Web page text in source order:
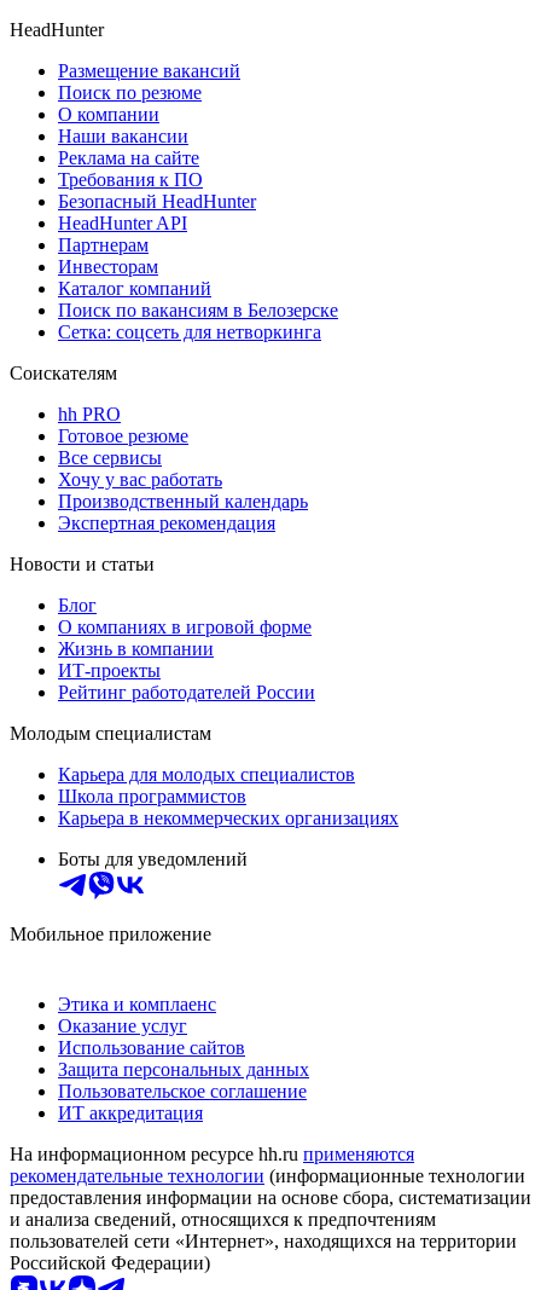
HeadHunter
Размещение вакансий
Поиск по резюме
О компании
Наши вакансии
Реклама на сайте
Требования к ПО
Безопасный HeadHunter
HeadHunter API
Партнерам
Инвесторам
Каталог компаний
Поиск по вакансиям в Белозерске
Сетка: соцсеть для нетворкинга
Соискателям
hh PRO
Готовое резюме
Все сервисы
Хочу у вас работать
Производственный календарь
Экспертная рекомендация
Новости и статьи
Блог
О компаниях в игровой форме
Жизнь в компании
ИТ-проекты
Рейтинг работодателей России
Молодым специалистам
Карьера для молодых специалистов
Школа программистов
Карьера в некоммерческих организациях
Боты для уведомлений
Мобильное приложение
Этика и комплаенс
Оказание услуг
Использование сайтов
Защита персональных данных
Пользовательское соглашение
ИТ аккредитация
На информационном ресурсе hh.ru применяются
рекомендательные технологии (информационные технологии
предоставления информации на основе сбора, систематизации
и анализа сведений, относящихся к предпочтениям
пользователей сети «Интернет», находящихся на территории
Российской Федерации)